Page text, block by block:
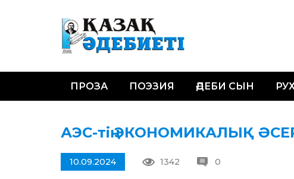
ПРОЗА ПОЭЗИЯ ӘДЕБИ СЫН
АЭС-тің ЭКОНОМИКАЛЫҚ
10.09.2024 1342 0